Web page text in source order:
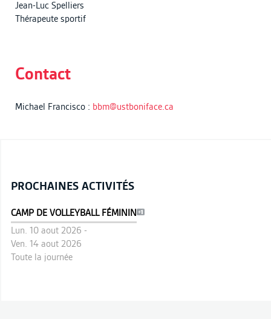
Jean-Luc Spelliers
Thérapeute sportif
Contact
Michael Francisco : bbm@ustboniface.ca
PROCHAINES ACTIVITÉS
CAMP DE VOLLEYBALL FÉMININ
Lun. 10 aout 2026 -
Ven. 14 aout 2026
Toute la journée